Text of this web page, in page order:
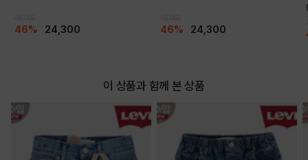
46% 24,300 46% 24,300
이 상품과 함께 본 상품